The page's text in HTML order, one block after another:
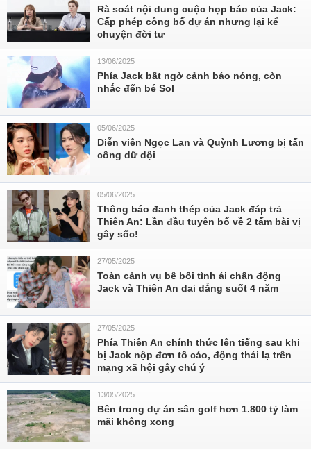
Rà soát nội dung cuộc họp báo của Jack:
Cấp phép công bố dự án nhưng lại kể
chuyện đời tư
13/06/2025
Phía Jack bất ngờ cảnh báo nóng, còn
nhắc đến bé Sol
05/06/2025
Diễn viên Ngọc Lan và Quỳnh Lương bị tấn
công dữ dội
05/06/2025
Thông báo đanh thép của Jack đáp trả
Thiên An: Lần đầu tuyên bố về 2 tấm bài vị
gây sốc!
27/05/2025
Toàn cảnh vụ bê bối tình ái chấn động
Jack và Thiên An dai dẳng suốt 4 năm
27/05/2025
Phía Thiên An chính thức lên tiếng sau khi
bị Jack nộp đơn tố cáo, động thái lạ trên
mạng xã hội gây chú ý
13/05/2025
Bên trong dự án sân golf hơn 1.800 tỷ làm
mãi không xong